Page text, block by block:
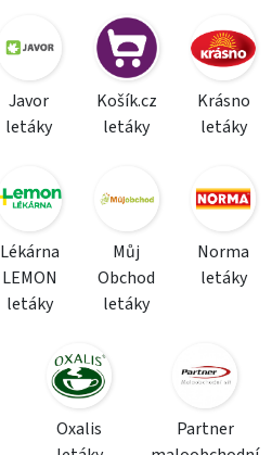
Javor
letáky
Košík.cz
letáky
Krásno
letáky
Lékárna
LEMON
letáky
Můj
Obchod
letáky
Norma
letáky
Oxalis
Partner